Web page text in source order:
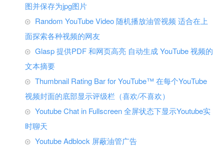
图并保存为jpg图片
Random YouTube Video 随机播放油管视频 适合在上
面探索各种视频的网友
Glasp 提供PDF 和网页高亮 自动生成 YouTube 视频的
文本摘要
Thumbnail Rating Bar for YouTube™ 在每个YouTube
视频封面的底部显示评级栏（喜欢/不喜欢）
Youtube Chat in Fullscreen 全屏状态下显示Youtube实
时聊天
Youtube Adblock 屏蔽油管广告